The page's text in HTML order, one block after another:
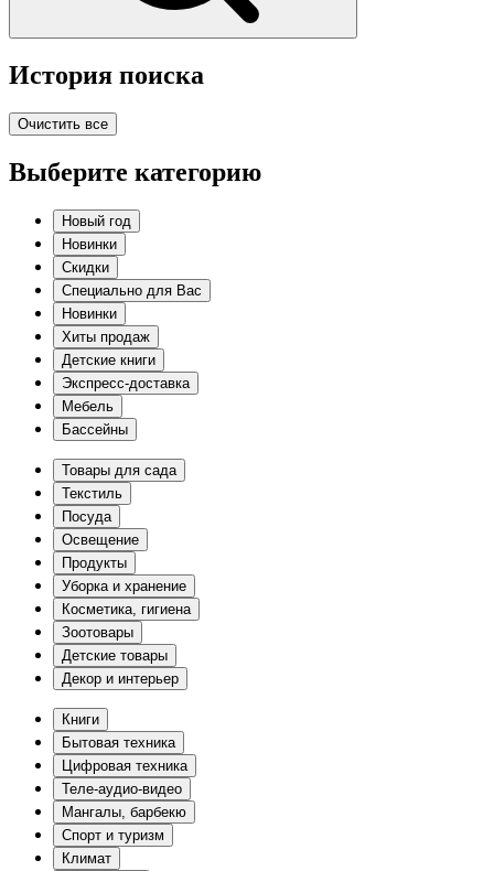
История поиска
Очистить все
Выберите категорию
Новый год
Новинки
Скидки
Специально для Вас
Новинки
Хиты продаж
Детские книги
Экспресс-доставка
Мебель
Бассейны
Товары для сада
Текстиль
Посуда
Освещение
Продукты
Уборка и хранение
Косметика, гигиена
Зоотовары
Детские товары
Декор и интерьер
Книги
Бытовая техника
Цифровая техника
Теле-аудио-видео
Мангалы, барбекю
Спорт и туризм
Климат